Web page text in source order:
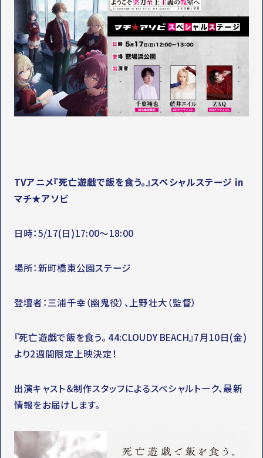
TVアニメ『死亡遊戯で飯を食う。』スペシャルステージ in
マチ★アソビ
日時：5/17(日)17:00～18:00
場所：新町橋東公園ステージ
登壇者：三浦千幸（幽鬼役）、上野壮大（監督）
『死亡遊戯で飯を食う。 44:CLOUDY BEACH』7月10日(金)
より2週間限定上映決定！
出演キャスト＆制作スタッフによるスペシャルトーク、最新
情報をお届けします。